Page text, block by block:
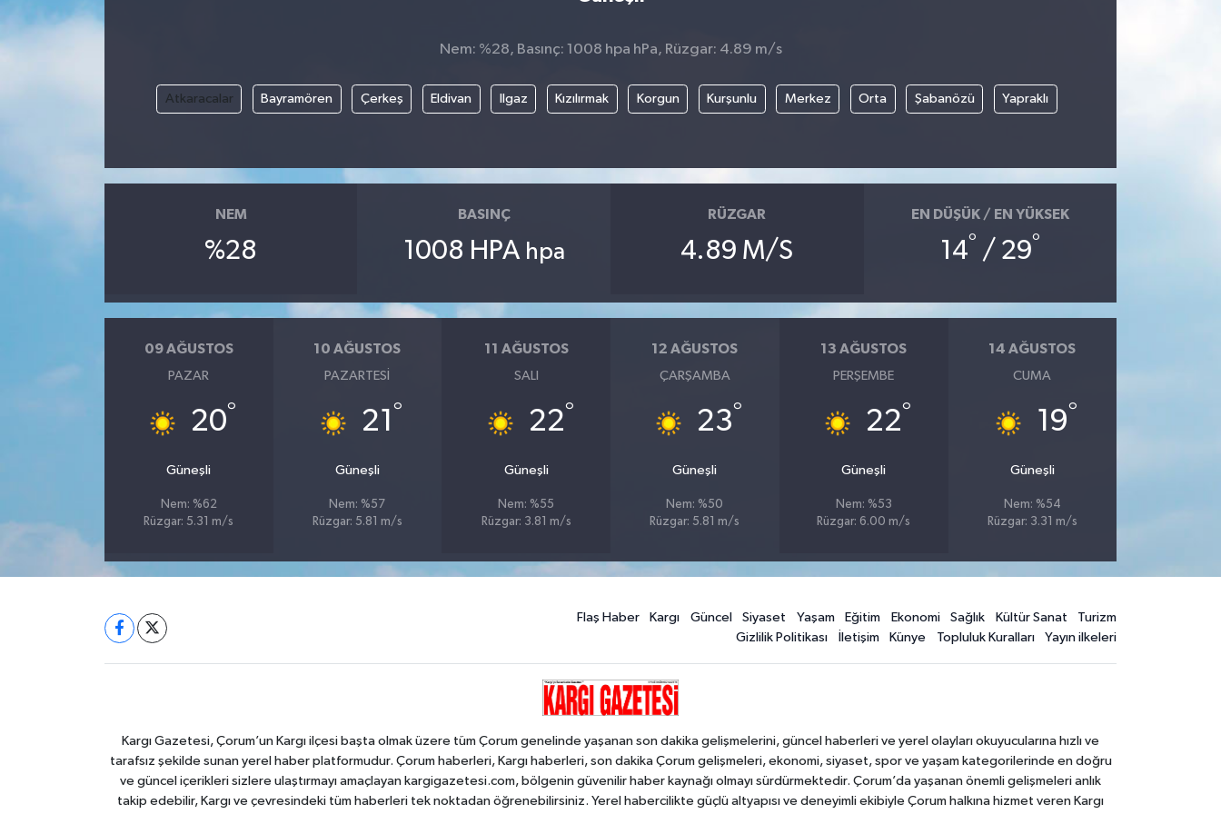
Nem: %28, Basınç: 1008 hpa hPa, Rüzgar: 4.89 m/s
Atkaracalar Bayramören Çerkeş Eldivan Ilgaz Kızılırmak Korgun Kurşunlu Merkez Orta Şabanözü Yapraklı
NEM
%28
BASINÇ
1008 HPA hpa
RÜZGAR
4.89 M/S
EN DÜŞÜK / EN YÜKSEK
14° / 29°
09 AĞUSTOS
PAZAR
20°
Güneşli
Nem: %62
Rüzgar: 5.31 m/s
10 AĞUSTOS
PAZARTESI
21 °
Güneşli
Nem: %57
Rüzgar: 5.81 m/s
11 AĞUSTOS
SALI
22°
Güneşli
Nem: %55
Rüzgar: 3.81 m/s
12 AĞUSTOS
ÇARŞAMBA
23°
Güneşli
Nem: %50
Rüzgar: 5.81 m/s
13 AĞUSTOS
PERŞEMBE
22°
Güneşli
Nem: %53
Rüzgar: 6.00 m/s
14 AĞUSTOS
CUMA
19°
Güneşli
Nem: %54
Rüzgar: 3.31 m/s
Flaş Haber Kargı Güncel Siyaset Yaşam Eğitim Ekonomi Sağlık Kültür Sanat
Turizm
Gizlilik Politikası
İletişim Künye Topluluk Kuralları Yayın ilkeleri
Kargı Gazetesi, Çorum’un Kargı ilçesi başta olmak üzere tüm Çorum genelinde yaşanan son dakika gelişmelerini, güncel haberleri ve yerel olayları okuyucularına hızlı ve
tarafsız şekilde sunan yerel haber platformudur. Çorum haberleri, Kargı haberleri, son dakika Çorum gelişmeleri, ekonomi, siyaset, spor ve yaşam kategorilerinde en doğru
ve güncel içerikleri sizlere ulaştırmayı amaçlayan kargigazetesi.com, bölgenin güvenilir haber kaynağı olmayı sürdürmektedir. Çorum’da yaşanan önemli gelişmeleri anlık
takip edebilir, Kargı ve çevresindeki tüm haberleri tek noktadan öğrenebilirsiniz. Yerel habercilikte güçlü altyapısı ve deneyimli ekibiyle Çorum halkına hizmet veren Kargı